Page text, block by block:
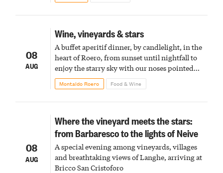
08
AUG
Wine, vineyards & stars
A buffet aperitif dinner, by candlelight, in the
heart of Roero, from sunset until nightfall to
enjoy the starry sky with our noses pointed
upward
Montaldo Roero Food & Wine
08
AUG
Where the vineyard meets the stars:
from Barbaresco to the lights of Neive
A special evening among vineyards, villages
and breathtaking views of Langhe, arriving at
Bricco San Cristoforo